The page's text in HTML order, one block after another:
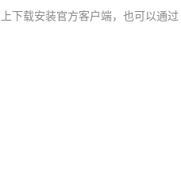
下载安装官方客户端，也可以通过